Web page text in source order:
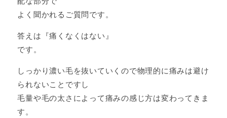
よく聞かれるご質問です。
答えは『痛くなくはない』
です。
しっかり濃い毛を抜いていくので物理的に痛みは避け
られないことですし
毛量や毛の太さによって痛みの感じ方は変わってきま
す。